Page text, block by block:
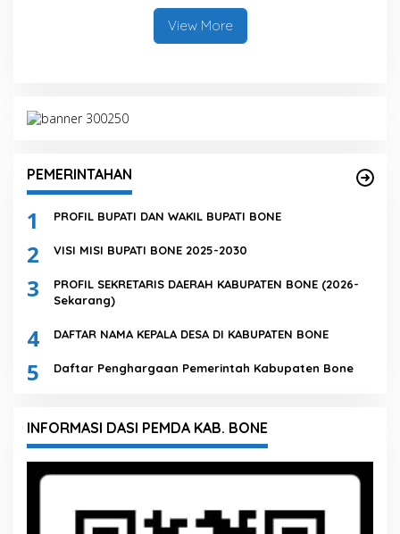
View More
PEMERINTAHAN
1 PROFIL BUPATI DAN WAKIL BUPATI BONE
2 VISI MISI BUPATI BONE 2025-2030
3
PROFIL SEKRETARIS DAERAH KABUPATEN BONE (2026-
Sekarang)
4 DAFTAR NAMA KEPALA DESA DI KABUPATEN BONE
5 Daftar Penghargaan Pemerintah Kabupaten Bone
INFORMASI DASI PEMDA KAB. BONE